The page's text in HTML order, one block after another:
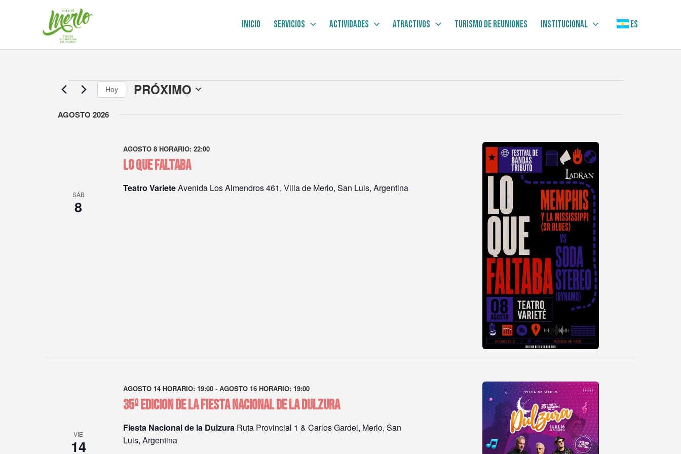
contenido
Inicio Servicios Actividades Atractivos Turismo de Reuniones Institucional ES
Eventos Hoy PRÓXIMO
la
AGOSTO 2026
SÁB
8
LO QUE FALTABA
AGOSTO 8 HORARIO: 22:00
Teatro VarieteAvenida Los Almendros 461, Villa de Merlo, San Luis, Argentina
VIE
14
35º EDICION DE LA FIESTA NACIONAL DE LA DULZURA
AGOSTO 14 HORARIO: 19:00 -AGOSTO 16 HORARIO: 19:00
Fiesta Nacional de la Dulzura Ruta Provincial 1 & Carlos Gardel, Merlo, San
Luis, Argentina